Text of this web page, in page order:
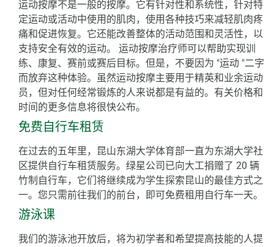
运动按摩不是一般的按摩。它有针对性和系统性，针对特
定运动或活动中使用的肌肉，使用各种技巧来减轻肌肉疼
痛和促进恢复。它还能改善整体的活动范围和灵活性，以
支持安全有效的运动。
运动按摩治疗师可以帮助实现训
练、康复、赛前或赛后目标。但是，不要因为 "运动 "二字
而放弃这种体验。虽然运动按摩主要用于精英和业余运动
员，但对任何经常锻炼的人来说都是有益的。有关价格和
时间的更多信息将很快公布。
免费自行车租赁
在过去的五年里，昆山东湖大学体育部一直为东湖大学社
区提供自行车租赁服务。绿星公司已向大工捐赠了 20 辆
竹制自行车，它们将继续成为学生探索昆山的最佳方式之
一。您只需前往我们的前台，即可免费租用自行车一天。
游泳课
我们的游泳池开放后，将为初学者和希望提高技能的人提